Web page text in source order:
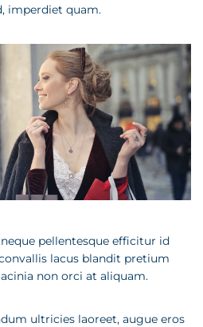
imperdiet quam.
pellentesque efficitur id
lacus blandit pretium
non orci at aliquam.
ultricies laoreet, augue eros